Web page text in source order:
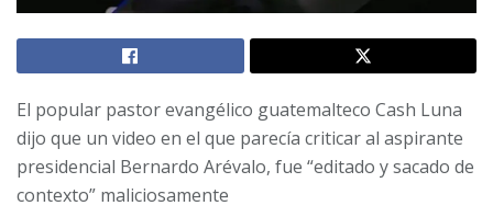
El popular pastor evangélico guatemalteco Cash Luna
dijo que un video en el que parecía criticar al aspirante
presidencial Bernardo Arévalo, fue “editado y sacado de
contexto” maliciosamente